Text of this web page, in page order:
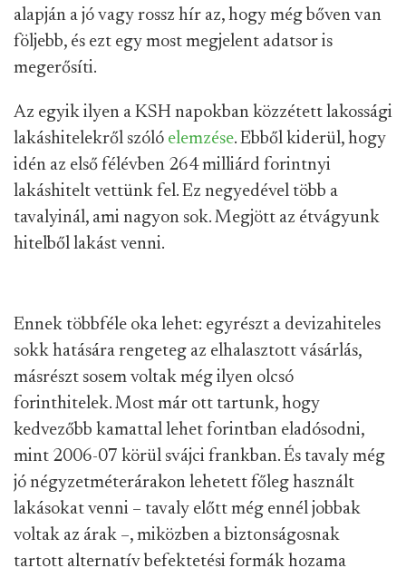
alapján a jó vagy rossz hír az, hogy még bőven van
följebb, és ezt egy most megjelent adatsor is
megerősíti.
Az egyik ilyen a KSH napokban közzétett lakossági
lakáshitelekről szóló elemzése. Ebből kiderül, hogy
idén az első félévben 264 milliárd forintnyi
lakáshitelt vettünk fel. Ez negyedével több a
tavalyinál, ami nagyon sok. Megjött az étvágyunk
hitelből lakást venni.
Ennek többféle oka lehet: egyrészt a devizahiteles
sokk hatására rengeteg az elhalasztott vásárlás,
másrészt sosem voltak még ilyen olcsó
forinthitelek. Most már ott tartunk, hogy
kedvezőbb kamattal lehet forintban eladósodni,
mint 2006-07 körül svájci frankban. És tavaly még
jó négyzetméterárakon lehetett főleg használt
lakásokat venni – tavaly előtt még ennél jobbak
voltak az árak –, miközben a biztonságosnak
tartott alternatív befektetési formák hozama